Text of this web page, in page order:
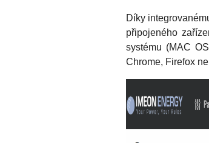
Díky
připojeného
systému (MAC
Chrome, Firefox